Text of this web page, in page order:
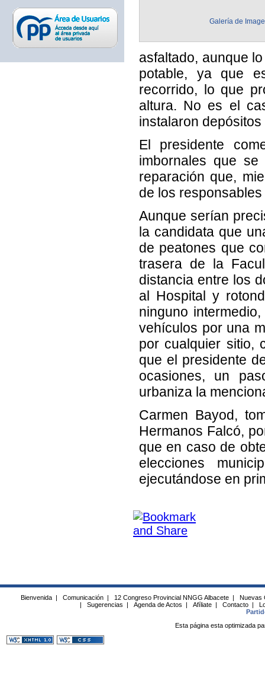
Galería de
asfaltado, aunque
potable, ya que
recorrido, lo que
altura. No es el
instalaron
El presidente
imbornales que
reparación que,
de los
Aunque serían
la candidata que
de peatones que
trasera de la
distancia entre los
al Hospital y
ninguno
vehículos por una
por cualquier sitio,
que el presidente
ocasiones, un
urbaniza la
Carmen Bayod,
Hermanos Falcó,
que en caso de
elecciones
ejecutándose en
Bienvenida | Comunicación | 12 Congreso Provincial NNGG Albacete |
Nuevas
|
Sugerencias | Agenda de Actos | Afíliate | Contacto |
Esta página esta optimizada